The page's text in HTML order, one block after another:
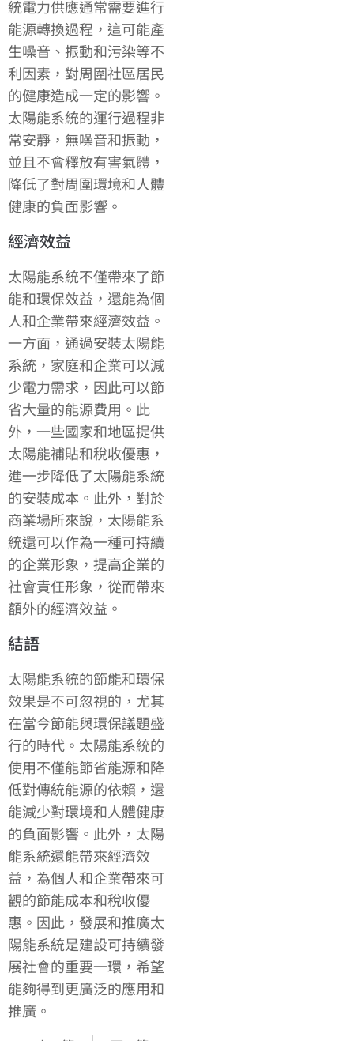
統電力供應通常需要進行
能源轉換過程，這可能產
生噪音、振動和污染等不
利因素，對周圍社區居民
的健康造成一定的影響。
太陽能系統的運行過程非
常安靜，無噪音和振動，
並且不會釋放有害氣體，
降低了對周圍環境和人體
健康的負面影響。
經濟效益
太陽能系統不僅帶來了節
能和環保效益，還能為個
人和企業帶來經濟效益。
一方面，通過安裝太陽能
系統，家庭和企業可以減
少電力需求，因此可以節
省大量的能源費用。此
外，一些國家和地區提供
太陽能補貼和稅收優惠，
進一步降低了太陽能系統
的安裝成本。此外，對於
商業場所來說，太陽能系
統還可以作為一種可持續
的企業形象，提高企業的
社會責任形象，從而帶來
額外的經濟效益。
結語
太陽能系統的節能和環保
效果是不可忽視的，尤其
在當今節能與環保議題盛
行的時代。太陽能系統的
使用不僅能節省能源和降
低對傳統能源的依賴，還
能減少對環境和人體健康
的負面影響。此外，太陽
能系統還能帶來經濟效
益，為個人和企業帶來可
觀的節能成本和稅收優
惠。因此，發展和推廣太
陽能系統是建設可持續發
展社會的重要一環，希望
能夠得到更廣泛的應用和
推廣。